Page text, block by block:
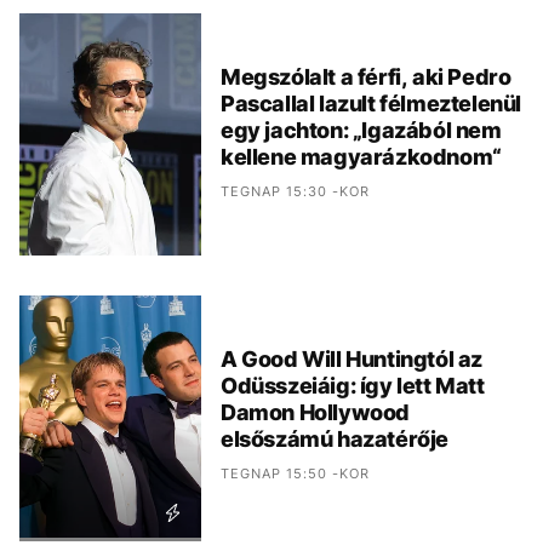
Megszólalt a férfi, aki Pedro
Pascallal lazult félmeztelenül
egy jachton: „Igazából nem
kellene magyarázkodnom“
TEGNAP 15:30 -KOR
A Good Will Huntingtól az
Odüsszeiáig: így lett Matt
Damon Hollywood
elsőszámú hazatérője
TEGNAP 15:50 -KOR